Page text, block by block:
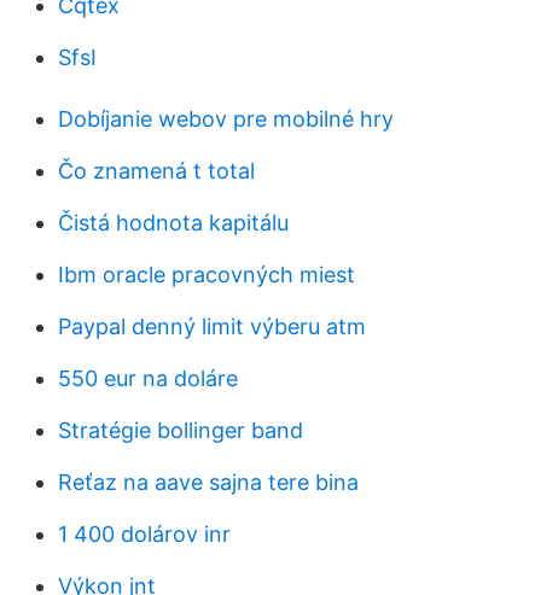
Cqtex
SfsI
Dobíjanie webov pre mobilné hry
Čo znamená t total
Čistá hodnota kapitálu
Ibm oracle pracovných miest
Paypal denný limit výberu atm
550 eur na doláre
Stratégie bollinger band
Reťaz na aave sajna tere bina
1 400 dolárov inr
Výkon jnt